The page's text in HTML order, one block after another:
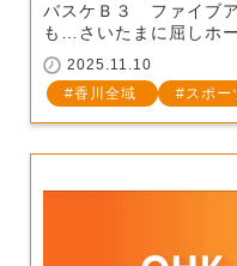
バスケＢ３ ファイブ
も…さいたまに屈しホ
2025.11.10
香川全域
スポー